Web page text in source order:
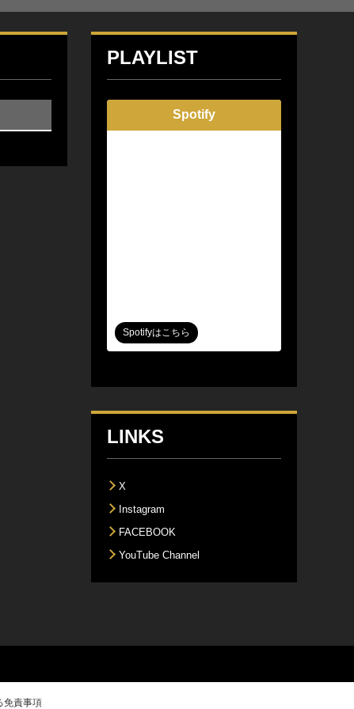
PLAYLIST
Spotify
Spotifyはこちら
LINKS
X
Instagram
FACEBOOK
YouTube Channel
免責事項